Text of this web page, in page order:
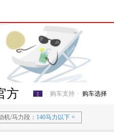
方 购车支持 购车选择
机/马力段： 140马力以下 ×